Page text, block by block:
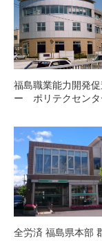
福島職業能力開発促
ー ポリテクセンタ
全労済 福島県本部